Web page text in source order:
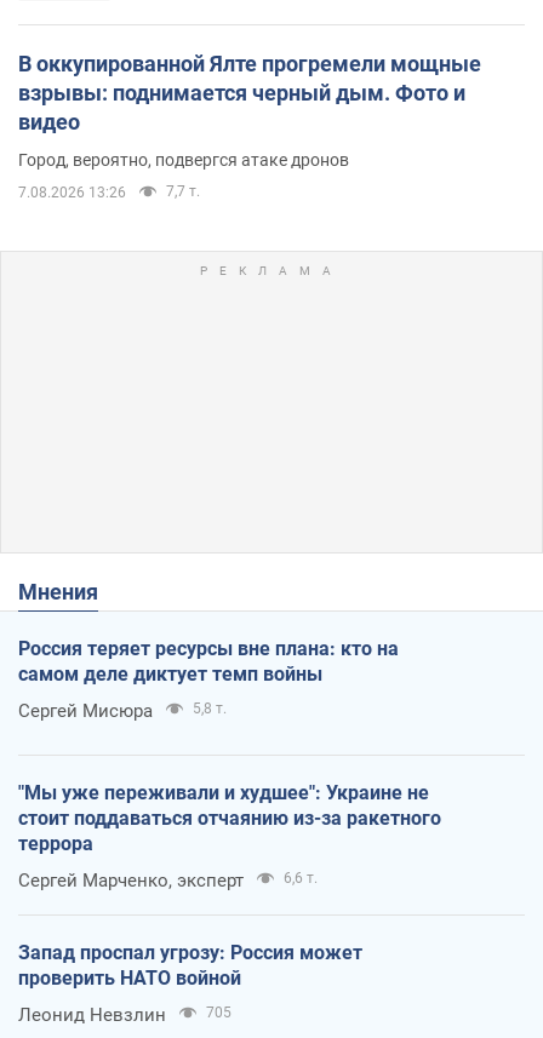
В оккупированной Ялте прогремели мощные
взрывы: поднимается черный дым. Фото и
видео
Город, вероятно, подвергся атаке дронов
7.08.2026 13:26 7,7 т.
Мнения
Россия теряет ресурсы вне плана: кто на
самом деле диктует темп войны
Сергей Мисюра 5,8 т.
"Мы уже переживали и худшее": Украине не
стоит поддаваться отчаянию из-за ракетного
террора
Сергей Марченко, эксперт 6,6 т.
Запад проспал угрозу: Россия может
проверить НАТО войной
Леонид Невзлин 705